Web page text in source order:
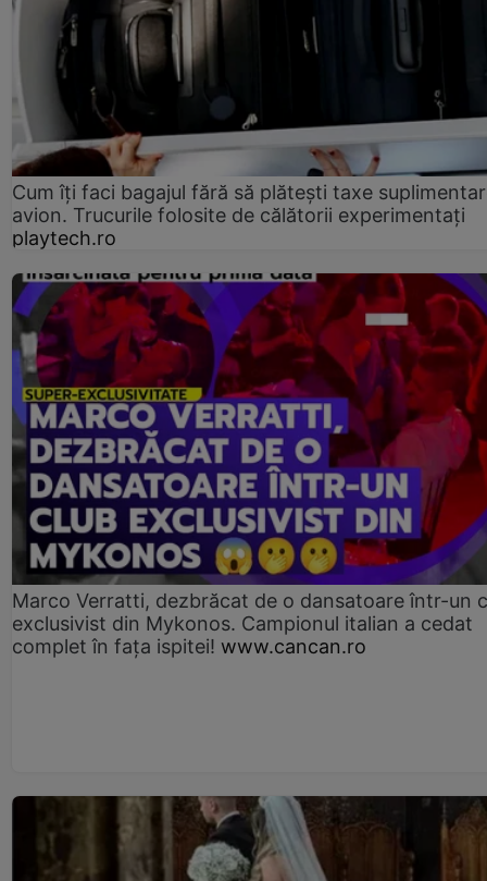
Cum îți faci bagajul fără să plătești taxe
avion. Trucurile folosite de călătorii experimentați
playtech.ro
Marco Verratti, dezbrăcat de o dansatoare într-un
exclusivist din Mykonos. Campionul italian a cedat
complet în fața ispitei! www.cancan.ro